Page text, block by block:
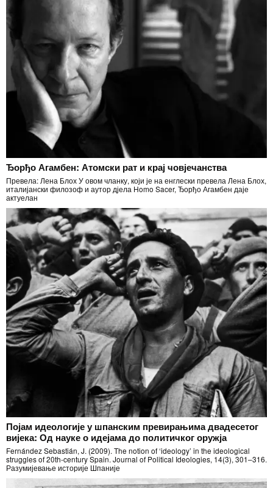
Ђорђо Агамбен: Атомски рат и крај човјечанства
Превела: Лена Блох У овом чланку, који је на енглески превела Лена Блох,
италијански филозоф и аутор дјела Homo Sacer, Ђорђо Агамбен даје
актуелан
Појам идеологије у шпанским превирањима двадесетог
вијека: Од науке о идејама до политичког оружја
Fernández Sebastián, J. (2009). The notion of ‘ideology’ in the ideological
struggles of 20th-century Spain. Journal of Political Ideologies, 14(3), 301–316.
Разумијевање историје Шпаније